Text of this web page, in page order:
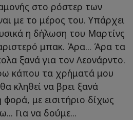
στο ρόστερ των
με το μέρος του. Υπάρχει
η δήλωση του Μαρτίνς
μπακ. Άρα... Άρα τα
ξανά για τον Λεονάρντο.
κάπου τα χρήματά μου
κληθεί να βρει ξανά
με εισιτήριο δίχως
Για να δούμε...